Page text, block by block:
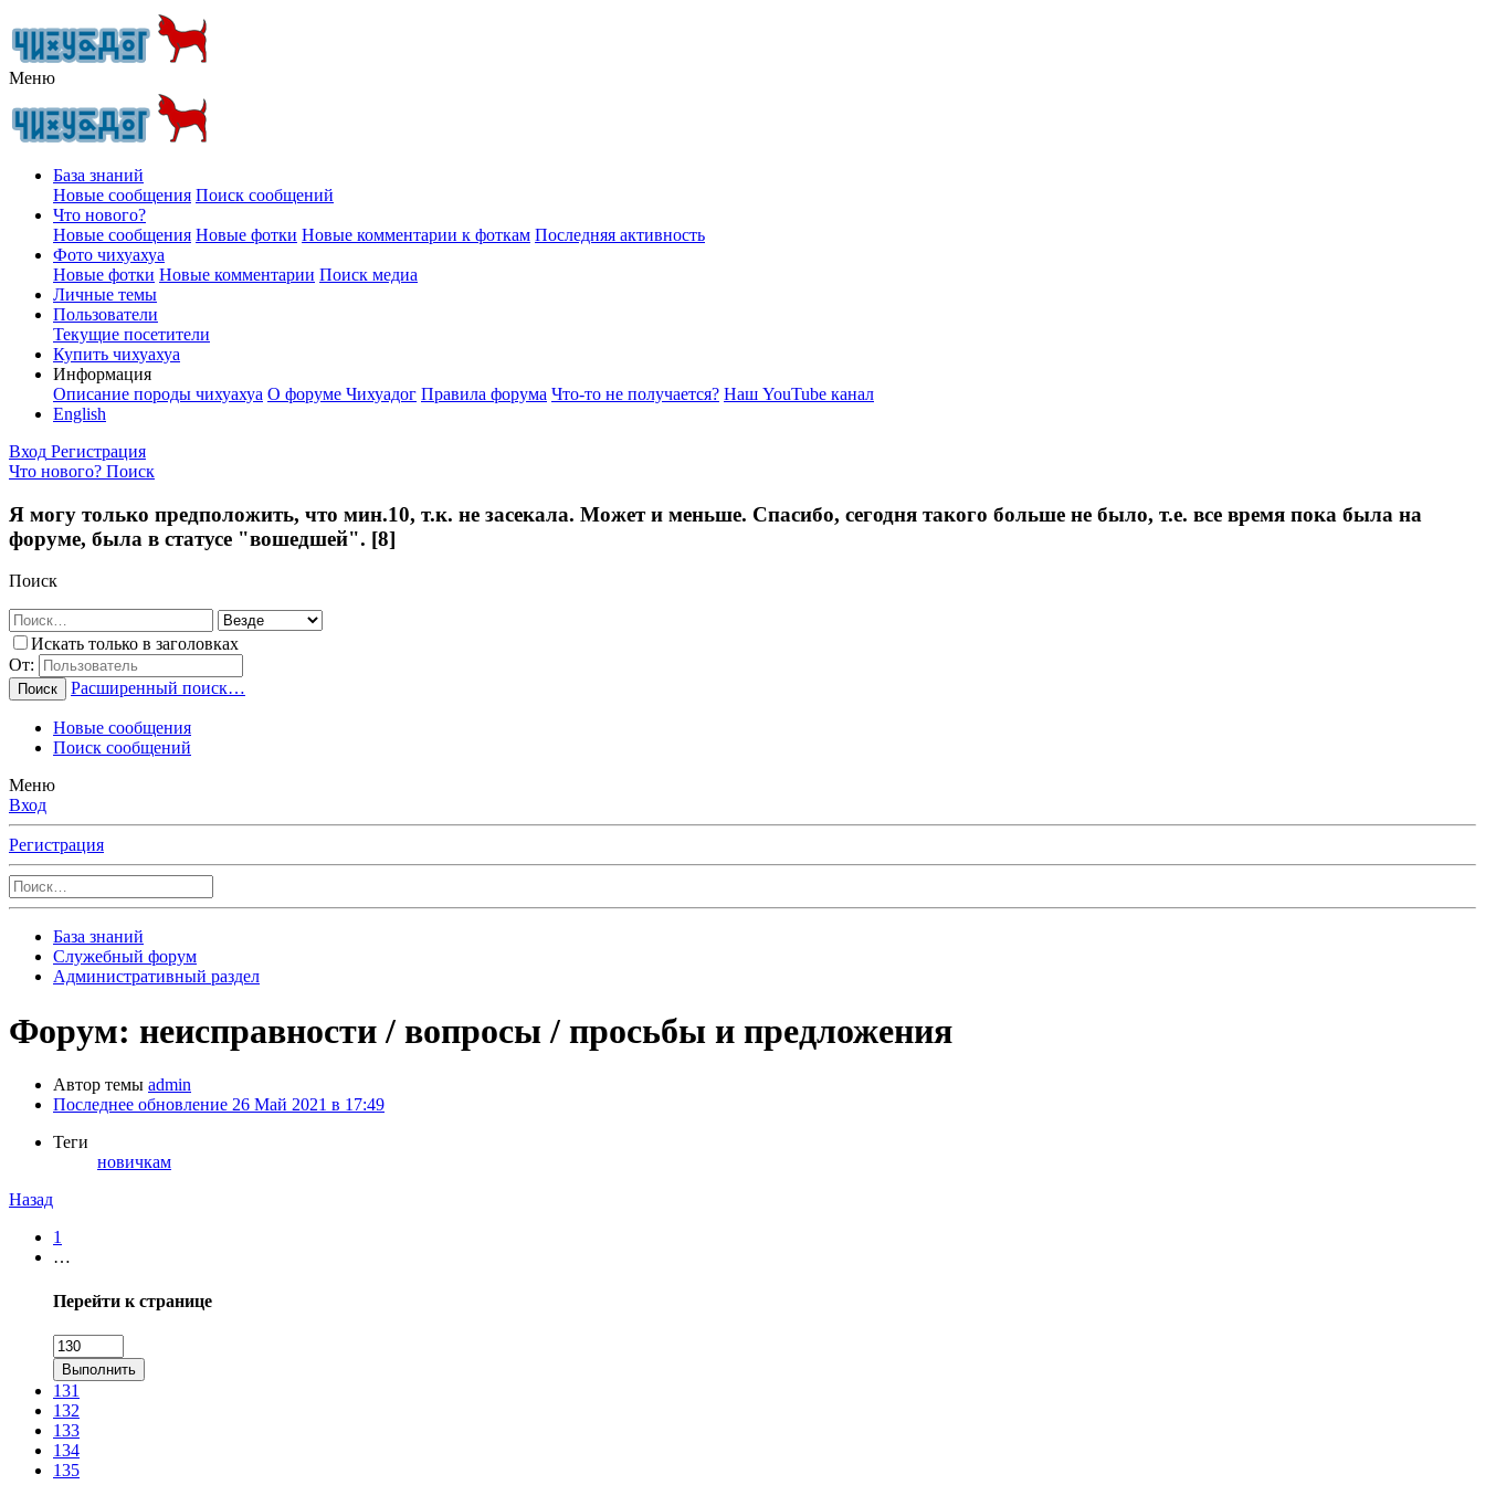
Меню
База знаний
Новые сообщения Поиск сообщений
Что нового?
Новые сообщения Новые фотки Новые комментарии к фоткам Последняя активность
Фото чихуахуа
Новые фотки Новые комментарии Поиск медиа
Личные темы
Пользователи
Текущие посетители
Купить чихуахуа
Информация
Описание породы чихуахуа О форуме Чихуадог Правила форума Что-то не получается? Наш YouTube канал
English
Вход Регистрация
Что нового? Поиск
Я могу только предположить, что мин.10, т.к. не засекала. Может и меньше. Спасибо, сегодня такого больше не было, т.е. все время пока была на
форуме, была в статусе "вошедшей". [8]
Поиск
Искать только в заголовках
От:
Поиск Расширенный поиск…
Новые сообщения
Поиск сообщений
Меню
Вход
Регистрация
База знаний
Служебный форум
Административный раздел
Форум: неисправности / вопросы / просьбы и предложения
Автор темы admin
Последнее обновление 26 Май 2021 в 17:49
Теги
новичкам
Назад
1
…
Перейти к странице
Выполнить
131
132
133
134
135